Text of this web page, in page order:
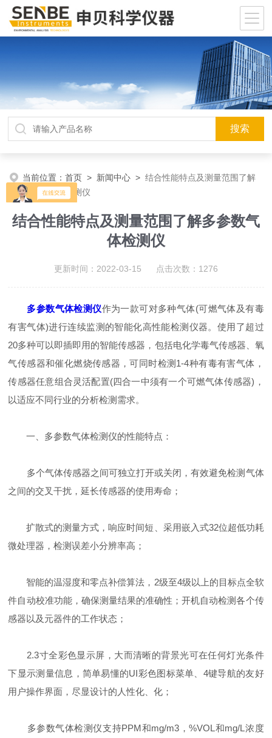
当前位置：首页 > 新闻中心 >结合性能特点及测量范围了解
多参数气体检测仪
结合性能特点及测量范围了解多参数气
体检测仪
更新时间：2022-03-15 点击次数：1276
多参数气体检测仪作为一款可对多种气体(可燃气体及有毒
有害气体)进行连续监测的智能化高性能检测仪器。使用了超过
20多种可以即插即用的智能传感器，包括电化学毒气传感器、氧
气传感器和催化燃烧传感器，可同时检测1-4种有毒有害气体，
传感器任意组合灵活配置(四合一中须有一个可燃气体传感器)，
以适应不同行业的分析检测需求。
一、多参数气体检测仪的性能特点：
多个气体传感器之间可独立打开或关闭，有效避免检测气体
之间的交叉干扰，延长传感器的使用寿命；
扩散式的测量方式，响应时间短、采用嵌入式32位超低功耗
微处理器，检测误差小分辨率高；
智能的温湿度和零点补偿算法，2级至4级以上的目标点全软
件自动校准功能，确保测量结果的准确性；开机自动检测各个传
感器以及元器件的工作状态；
2.3寸全彩色显示屏，大而清晰的背景光可在任何灯光条件
下显示测量信息，简单易懂的UI彩色图标菜单、4键导航的友好
用户操作界面，尽显设计的人性化、化；
多参数气体检测仪支持PPM和mg/m3，%VOL和mg/L浓度